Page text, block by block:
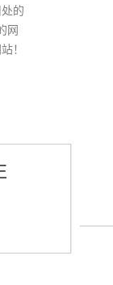
的
网
！